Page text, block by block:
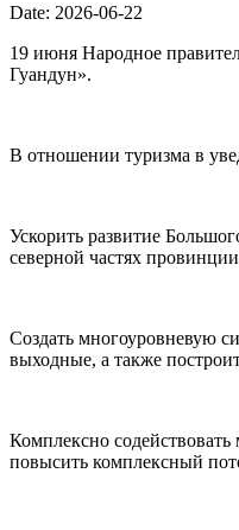
Date: 2026-06-22
19 июня Народное
Гуандун».
В отношении туризма в
Ускорить развитие
северной частях
Создать многоуровневую
выходные, а также
Комплексно
повысить комплексный